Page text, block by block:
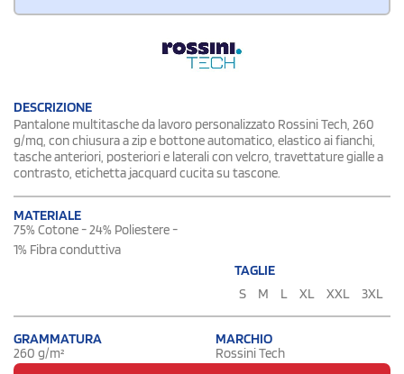
DESCRIZIONE
Pantalone multitasche da lavoro personalizzato Rossini Tech, 260
g/mq, con chiusura a zip e bottone automatico, elastico ai fianchi,
tasche anteriori, posteriori e laterali con velcro, travettature gialle a
contrasto, etichetta jacquard cucita su tascone.
MATERIALE
75% Cotone - 24% Poliestere -
1% Fibra conduttiva
TAGLIE
S
M L XL XXL 3XL
GRAMMATURA
260 g/m²
MARCHIO
Rossini Tech